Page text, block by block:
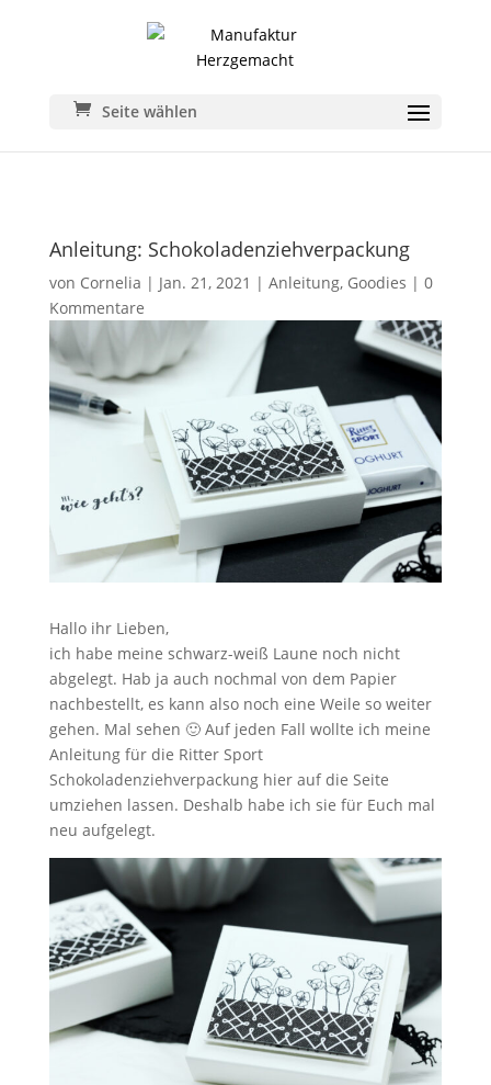
Seite wählen
Anleitung: Schokoladenziehverpackung
von Cornelia | Jan. 21, 2021 | Anleitung, Goodies | 0
Kommentare
Hallo ihr Lieben,
ich habe meine schwarz-weiß Laune noch nicht
abgelegt. Hab ja auch nochmal von dem Papier
nachbestellt, es kann also noch eine Weile so weiter
gehen. Mal sehen 🙂 Auf jeden Fall wollte ich meine
Anleitung für die Ritter Sport
Schokoladenziehverpackung hier auf die Seite
umziehen lassen. Deshalb habe ich sie für Euch mal
neu aufgelegt.